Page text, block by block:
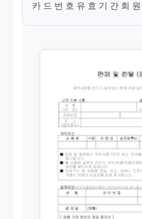
카 드 번 호 유 효 기 간 회